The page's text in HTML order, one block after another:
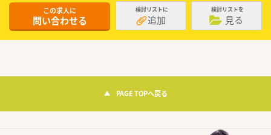
この求人に
問い合わせる
検討リストに
追加
検討リストを
見る
PAGE TOPへ戻る